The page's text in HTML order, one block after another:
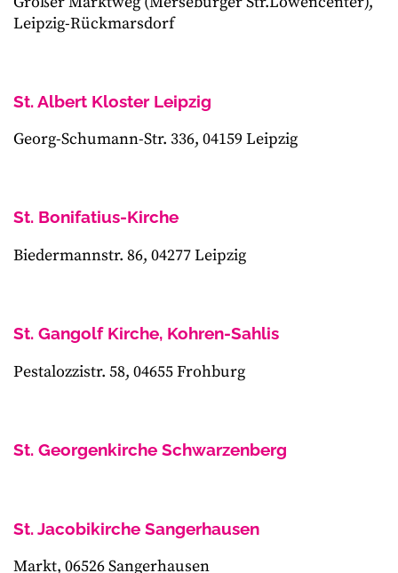
Leipzig-Rückmarsdorf
St. Albert Kloster Leipzig
Georg-Schumann-Str. 336, 04159 Leipzig
St. Bonifatius-Kirche
Biedermannstr. 86, 04277 Leipzig
St. Gangolf Kirche, Kohren-Sahlis
Pestalozzistr. 58, 04655 Frohburg
St. Georgenkirche Schwarzenberg
St. Jacobikirche Sangerhausen
Markt, 06526 Sangerhausen